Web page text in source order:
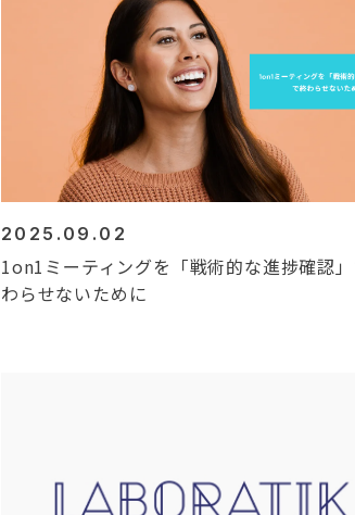
2025.09.02
1on1ミーティングを「戦術的な進捗確認
わらせないために